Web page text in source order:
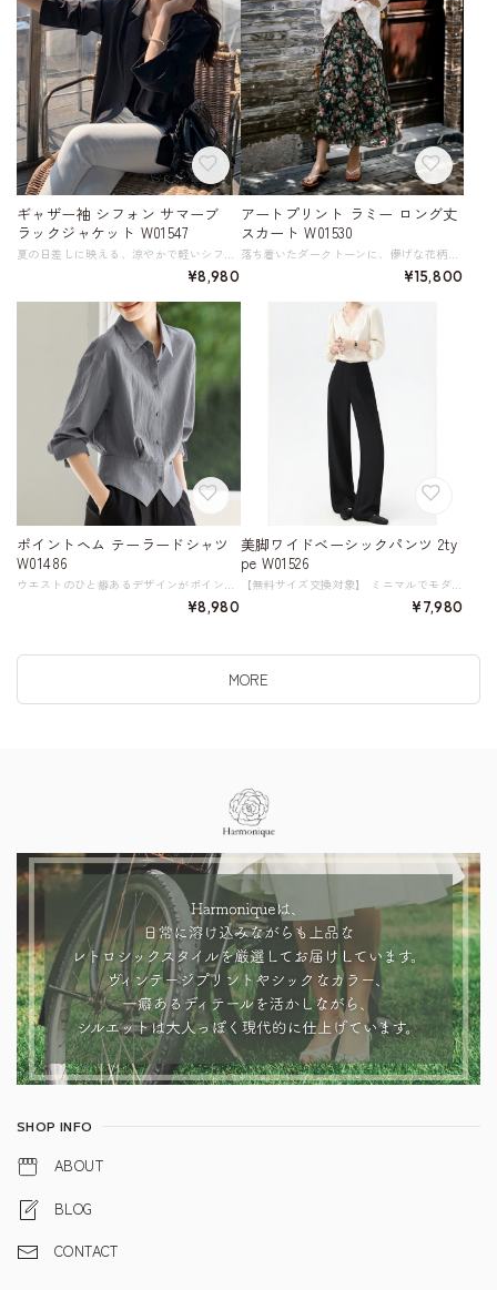
ギャザー袖 シフォン サマーブ
ラックジャケット W01547
夏の日差しに映える、涼やかで軽いシフォンのサマージャケット。 ドロップショルダーとゆったりとしたシルエットが、リラックス感あふれる着心地を提供します。 たくし上げたように見せるデザインのギャザー袖、センターにはシングルボタンが配され、ミニマルながらもこなれ感たっぷりのデザイン。 一枚羽織るだけで、いつものコーディネートがぐっと洗練された印象に変わります。 カジュアルなTシャツや、きれいめなワンピースの上に羽織って、上品な着こなしを楽しむのもおすすめです。 ビジネスシーンから休日のリラックスタイムまで、幅広いシーンで活躍する一枚。 《カラー》 ブラック 《サイズ》 S : 着丈68cm 胸囲94cm 肩幅38cm 袖丈40cm 参考体重45～52kg M : 着丈69cm 胸囲98cm 肩幅39cm 袖丈41cm 参考体重52～58kg L : 着丈70cm 胸囲102cm 肩幅40cm 袖丈42cm 参考体重58～63kg XL : 着丈71cm 胸囲106cm 肩幅41cm 袖丈43cm 参考体重63～68kg 2XL : 着丈72cm 胸囲110cm 肩幅42cm 袖丈44cm 参考体重68～73kg 3XL : 着丈73cm 胸囲114cm 肩幅43cm 袖丈45cm 参考体重73～83kg ※採寸方法により1～3cmの誤差がある場合がございます。 《素材》 ポリエステル100％ ◇人気のおすすめアイテムをもっと見る https://shop.harmonique.net/categories/5911182 ◇商品を購入する前にこちらの【ご購入前に必ずお読みください】をご確認の上お買い求めください。 https://shop.harmonique.net/blog/2024/06/25/010751 《注意事項》 *harmoniqueではお客様からのご注文を受け、お客様の商品を製作・取り寄せしております。 *基本的にお取り寄せ商品となるため、発送までに《1～3週間前後》お時間をいただいております。 *ご覧いただいているPCやスマートフォンの画面により実物と多少色合いが異なる場合がございます。 *イメージ違いやサイズ違い等、その他お客様都合によりますキャンセル・返品交換はご遠慮ください。 トップページはこちら https://shop.harmonique.net/
¥8,980
アートプリント ラミー ロング丈
スカート W01530
落ち着いたダークトーンに、儚げな花柄が美しいロング丈フレアスカート。 歩くたびに揺れるシルエットが女性らしさを引き立て、コーディネートにエレガントな雰囲気をプラスします。 リネンの涼し気でナチュラルな質感は、リラックスムードも満載。 きれいめなブラウスに合わせるのはもちろん、シンプルなTシャツも上品カジュアルに格上げしてくれる、まさに主役級スカート。 様々なスタイルに合わせやすく、コーディネート全体を華やかに演出してくれる、着回しの効くアイテムです。 《サイズ》 S : ウエスト68cm スカート丈83.5cm 参考体重～52㎏ M : ウエスト72cm スカート丈84.5cm 参考体重52～58㎏ L : ウエスト76cm スカート丈86cm 参考体重58～62㎏ XL : ウエスト80cm スカート丈87cm 参考体重62～75㎏ ※採寸方法により1～3cmの誤差がある場合がございます 《素材》 表地：ラミー100％ 裏地：綿100％ ◇サイズで迷ったらこちらをチェック https://harmonique.my.canva.site/dagieuhhs-e ◇商品を購入する前にこちらの【ご購入前に必ずお読みください】をご確認の上お買い求めください。 https://shop.harmonique.net/blog/2024/06/25/010751 《注意事項》 *harmoniqueではお客様からのご注文を受け、お客様の商品を製作・取り寄せしております。 *基本的にお取り寄せ商品となるため、発送までに《1～3週間前後》お時間をいただいております。 *ご覧いただいているPCやスマートフォンの画面により実物と多少色合いが異なる場合がございます。 *イメージ違いやサイズ違い等、その他お客様都合によりますキャンセル・返品交換はご遠慮ください。 トップページはこちら https://shop.harmonique.net/
¥15,800
ポイントヘム テーラードシャツ
W01486
¥8,980
美脚ワイドベーシックパンツ 2ty
pe W01526
【無料サイズ交換対象】 ミニマルでモダンな定番のベーシックパンツ。 フロントはすっきりとしたフラット仕様で、サイドのパッチポケットがさりげない個性をプラスします。 ワイドなシルエットが体型をカバーし、まっすぐ落ちるドレープ感で足をきれいに長く見せます。 お好みで通常丈と、5㎝長めの丈をご用意しました。 快適な履き心地とスタイルアップを両立させる頼もしい一枚です。 《サイズ》 XS : ウエスト62cm ヒップ88cm わたり幅29cm 裾幅23cm 総丈(通常丈)98cm /総丈(長め丈)103cm S : ウエスト64cm ヒップ92cm わたり幅30cm 裾幅23.5cm 総丈(通常丈)99cm /総丈(長め丈)104cm M : ウエスト68cm ヒップ96cm わたり幅31cm 裾幅24cm 総丈(通常丈)100cm /総丈(長め丈)105cm L : ウエスト72cm ヒップ100cm わたり幅32cm 裾幅24.5cm 総丈(通常丈)101cm /総丈(長め丈)106cm XL : ウエスト76cm ヒップ104cm わたり幅33cm 裾幅25cm 総丈(通常丈)101cm /総丈(長め丈)106cm ※採寸方法により1～3cmの誤差がある場合がございます 《カラー》 ブラック 《素材》 ポリエステル94.1% スパンデックス5.9% ◇サイズで迷ったらこちらをチェック https://harmonique.my.canva.site/dagieuhhs-e ◇商品を購入する前にこちらの【ご購入前に必ずお読みください】をご確認の上お買い求めください。 https://shop.harmonique.net/blog/2024/06/25/010751 ◇《無料サイズ交換対象》について 詳しくはこちら https://shop.harmonique.net/blog/2025/09/20/180024 《注意事項》 *harmoniqueではお客様からのご注文を受け、お客様の商品を製作・取り寄せしております。 *基本的にお取り寄せ商品となるため、発送までに《1～3週間前後》お時間をいただいております。 *ご覧いただいているPCやスマートフォンの画面により実物と多少色合いが異なる場合がございます。 *イメージ違いやサイズ違い等、その他お客様都合によりますキャンセル・返品交換はご遠慮ください。 トップページはこちら https://shop.harmonique.net/
¥7,980
MORE
SHOP INFO
ABOUT
BLOG
CONTACT